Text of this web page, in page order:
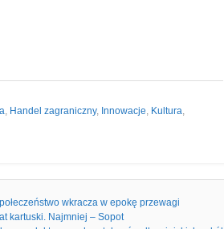
, Handel zagraniczny, Innowacje, Kultura,
wkracza w epokę przewagi
kartuski. Najmniej – Sopot